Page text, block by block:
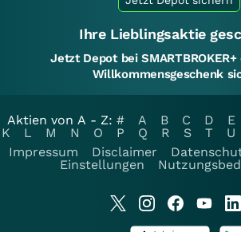
Ihre Lieblingsaktie
Jetzt Depot bei
Willkommensgeschenk
Aktien von A - Z: # A B C D E
K
L M N O P Q R S T U
Impressum
Disclaimer
Einstellungen